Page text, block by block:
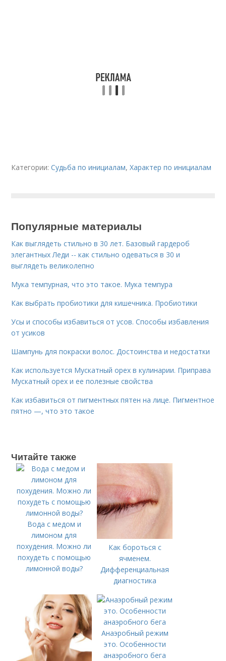
Категории:Судьба по инициалам,Характер по инициалам
Популярные материалы
Как выглядеть стильно в 30 лет. Базовый гардероб
элегантных Леди -- как стильно одеваться в 30 и
выглядеть великолепно
Мука темпурная, что это такое. Мука темпура
Как выбрать пробиотики для кишечника. Пробиотики
Усы и способы избавиться от усов. Способы избавления
от усиков
Шампунь для покраски волос. Достоинства и недостатки
Как используется Мускатный орех в кулинарии. Приправа
Мускатный орех и ее полезные свойства
Как избавиться от пигментных пятен на лице. Пигментное
пятно —, что это такое
Читайте также
Вода с медом и
лимоном для
похудения. Можно ли
похудеть с помощью
лимонной воды?
Как бороться с
ячменем.
Дифференциальная
диагностика
Анаэробный режим
это. Особенности
анаэробного бега